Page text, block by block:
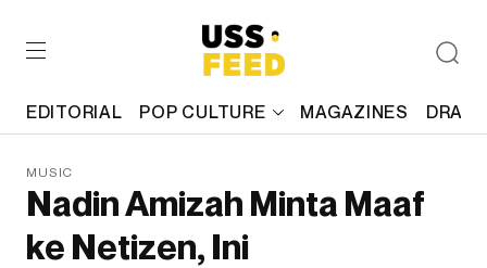
EDITORIAL POP CULTURE MAGAZINES
MUSIC
Nadin Amizah Minta Maaf
ke Netizen, Ini